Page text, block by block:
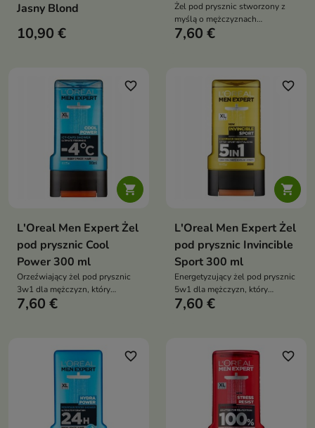
Jasny Blond
10,90 €
Żel pod prysznic stworzony z
myślą o mężczyznach
potrzebujących zastrzyku energii
7,60 €

favorite_border
L'Oreal Men Expert Żel
pod prysznic Cool
Power 300 ml
Orzeźwiający żel pod prysznic
3w1 dla mężczyzn, który
skutecznie oczyszcza ciało,
7,60 €

favorite_border
L'Oreal Men Expert Żel
pod prysznic Invincible
Sport 300 ml
Energetyzujący żel pod prysznic
5w1 dla mężczyzn, który
skutecznie oczyszcza ciało,
intensywnym wysiłku fizycznym
7,60 €
favorite_border favorite_border